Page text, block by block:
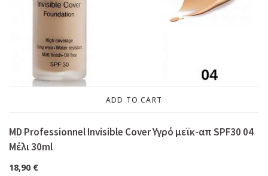
ADD TO CART
MD Professionnel Invisible Cover Υγρό μεϊκ-απ SPF30 04
Μέλι 30ml
18,90 €